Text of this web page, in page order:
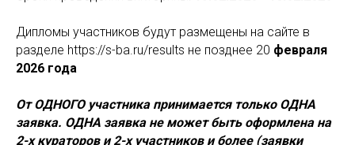
Дипломы участников будут размещены на сайте в
разделе https://s-ba.ru/results не позднее 20 февраля
2026 года
От ОДНОГО участника принимается только ОДНА
заявка. ОДНА заявка не может быть оформлена на
2-х кураторов и 2-х участников и более (заявки